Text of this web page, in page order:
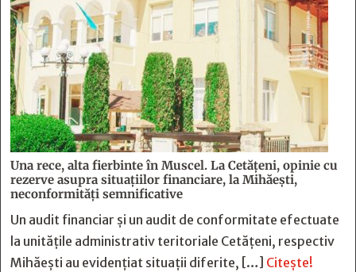
Una rece, alta fierbinte în Muscel. La Cetăţeni, opinie cu
rezerve asupra situaţiilor financiare, la Mihăeşti,
neconformităţi semnificative
Un audit financiar și un audit de conformitate efectuate
la unitățile administrativ teritoriale Cetățeni, respectiv
Mihăești au evidențiat situații diferite, […] Citește!